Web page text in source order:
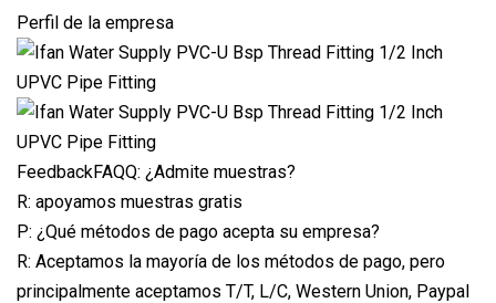
Perfil de la empresa
FeedbackFAQQ: ¿Admite muestras?
R: apoyamos muestras gratis
P: ¿Qué métodos de pago acepta su empresa?
R: Aceptamos la mayoría de los métodos de pago, pero
principalmente aceptamos T/T, L/C, Western Union, Paypal